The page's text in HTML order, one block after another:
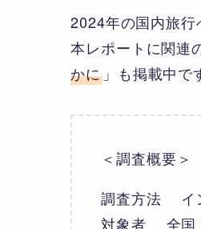
2024年の国内旅
本レポートに関連
かに」も掲載中で
＜調査概要＞
調査方法 イ
対象者 全国